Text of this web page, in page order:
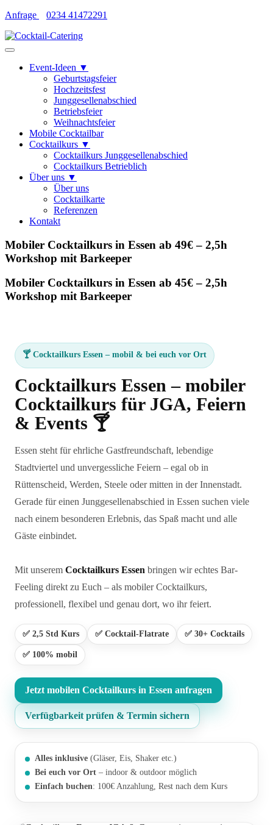
Skip
content
Anfrage 0234 41472291
Event-Ideen ▼
Geburtstagsfeier
Hochzeitsfest
Junggesellenabschied
Betriebsfeier
Weihnachtsfeier
Mobile Cocktailbar
Cocktailkurs ▼
Cocktailkurs Junggesellenabschied
Cocktailkurs Betrieblich
Über uns ▼
Über uns
Cocktailkarte
Referenzen
Kontakt
Mobiler Cocktailkurs in Essen ab 49€ – 2,5h
Workshop mit Barkeeper
Mobiler Cocktailkurs in Essen ab 45€ – 2,5h
Workshop mit Barkeeper
🍸 Cocktailkurs Essen – mobil & bei euch vor Ort
Cocktailkurs Essen – mobiler
Cocktailkurs für JGA, Feiern
& Events 🍸
Essen steht für ehrliche Gastfreundschaft, lebendige
Stadtviertel und unvergessliche Feiern – egal ob in
Rüttenscheid, Werden, Steele oder mitten in der Innenstadt.
Gerade für einen Junggesellenabschied in Essen suchen viele
nach einem besonderen Erlebnis, das Spaß macht und alle
Gäste einbindet.
Mit unserem Cocktailkurs Essen bringen wir echtes Bar-
Feeling direkt zu Euch – als mobiler Cocktailkurs,
professionell, flexibel und genau dort, wo ihr feiert.
✅ 2,5 Std Kurs ✅ Cocktail-Flatrate ✅ 30+ Cocktails
✅ 100% mobil
Jetzt mobilen Cocktailkurs in Essen anfragen
Verfügbarkeit prüfen & Termin sichern
Alles inklusive (Gläser, Eis, Shaker etc.)
Bei euch vor Ort – indoor & outdoor möglich
Einfach buchen: 100€ Anzahlung, Rest nach dem Kurs